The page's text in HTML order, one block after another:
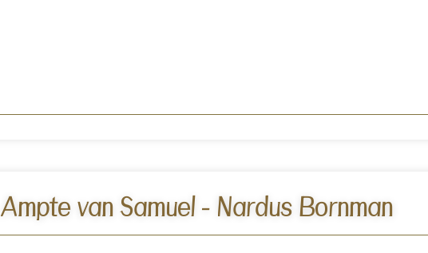
Ampte van Samuel - Nardus Bornman